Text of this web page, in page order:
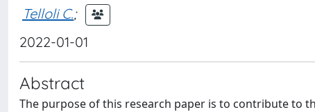
Telloli C.;
2022-01-01
Abstract
The purpose of this research paper is to contribute to